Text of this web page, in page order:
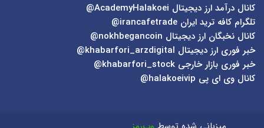
کانال درآمد ارز دیجیتال AcademyHalakoei@
تلگرام کافه ترید ایران irancafetrade@
کانال نخبگان ارز دیجیتال nokhbegancoin@
خبر فوری ارز دیجیتال khabarfori_arzdigital@
خبر فوری بازار خارجی khabarfori_stock@
کانال وی ای پی halakoeivip@